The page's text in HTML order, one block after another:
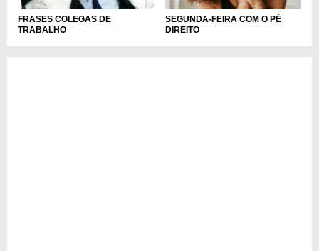
FRASES COLEGAS DE
TRABALHO
SEGUNDA-FEIRA COM O PÉ
DIREITO